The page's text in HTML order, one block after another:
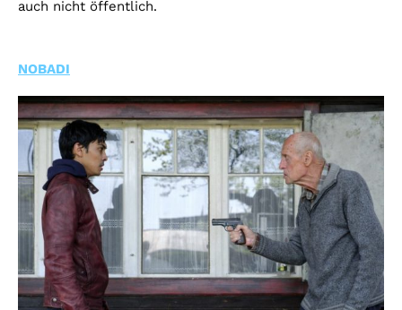
auch nicht öffentlich.
NOBADI